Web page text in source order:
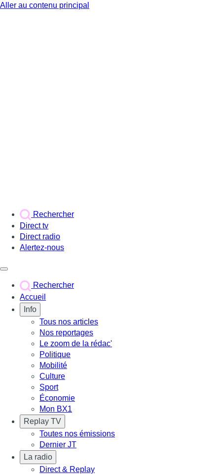
Aller au contenu principal
Rechercher
Direct tv
Direct radio
Alertez-nous
Rechercher
Accueil
Info
Tous nos articles
Nos reportages
Le zoom de la rédac'
Politique
Mobilité
Culture
Sport
Économie
Mon BX1
Replay TV
Toutes nos émissions
Dernier JT
La radio
Direct & Replay